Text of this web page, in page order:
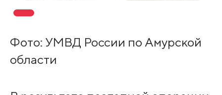
Фото: УМВД России по Амурской
области